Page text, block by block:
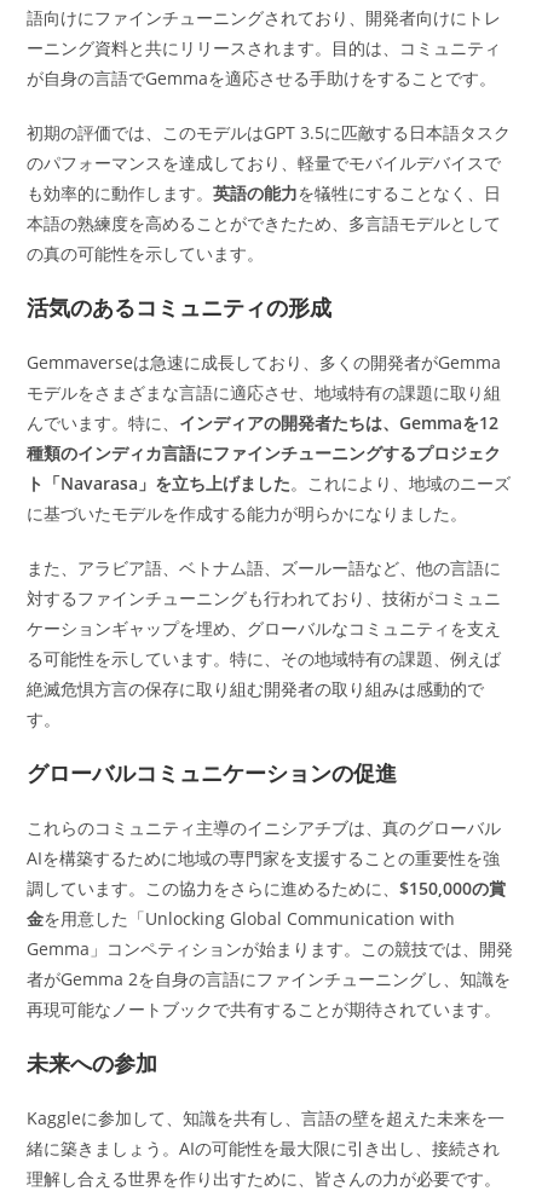
語向けにファインチューニングされており、開発者向けにトレ
ーニング資料と共にリリースされます。目的は、コミュニティ
が自身の言語でGemmaを適応させる手助けをすることです。
初期の評価では、このモデルはGPT 3.5に匹敵する日本語タスク
のパフォーマンスを達成しており、軽量でモバイルデバイスで
も効率的に動作します。英語の能力を犠牲にすることなく、日
本語の熟練度を高めることができたため、多言語モデルとして
の真の可能性を示しています。
活気のあるコミュニティの形成
Gemmaverseは急速に成長しており、多くの開発者がGemma
モデルをさまざまな言語に適応させ、地域特有の課題に取り組
んでいます。特に、 インディアの開発者たちは、Gemmaを12
種類のインディカ言語にファインチューニングするプロジェク
ト「Navarasa」を立ち上げました。これにより、地域のニーズ
に基づいたモデルを作成する能力が明らかになりました。
また、アラビア語、ベトナム語、ズールー語など、他の言語に
対するファインチューニングも行われており、技術がコミュニ
ケーションギャップを埋め、グローバルなコミュニティを支え
る可能性を示しています。特に、その地域特有の課題、例えば
絶滅危惧方言の保存に取り組む開発者の取り組みは感動的で
す。
グローバルコミュニケーションの促進
これらのコミュニティ主導のイニシアチブは、真のグローバル
AIを構築するために地域の専門家を支援することの重要性を強
調しています。この協力をさらに進めるために、$150,000の賞
金を用意した「Unlocking Global Communication with
Gemma」コンペティションが始まります。この競技では、開発
者がGemma 2を自身の言語にファインチューニングし、知識を
再現可能なノートブックで共有することが期待されています。
未来への参加
Kaggleに参加して、知識を共有し、言語の壁を超えた未来を一
緒に築きましょう。AIの可能性を最大限に引き出し、接続され
理解し合える世界を作り出すために、皆さんの力が必要です。